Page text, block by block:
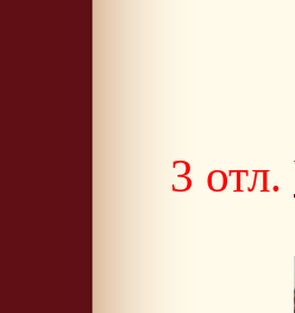
3 отл.